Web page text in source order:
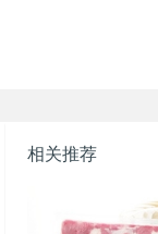
相关推荐